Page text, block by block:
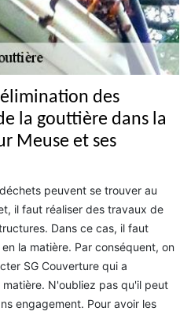
des
la gouttière dans la
Meuse et ses
peuvent se trouver au
il faut réaliser des travaux de
Dans ce cas, il faut
la matière. Par conséquent, on
SG Couverture qui a
N'oubliez pas qu'il peut
engagement. Pour avoir les